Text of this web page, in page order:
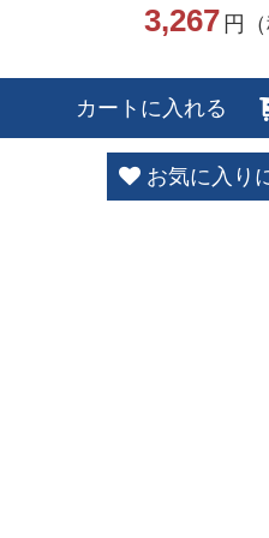
3,267 円（
カートに入れる
お気に入り